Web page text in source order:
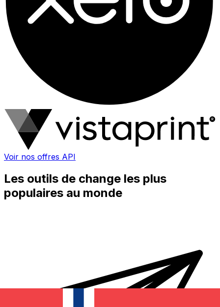
Voir nos offres API
Les outils de change les plus
populaires au monde